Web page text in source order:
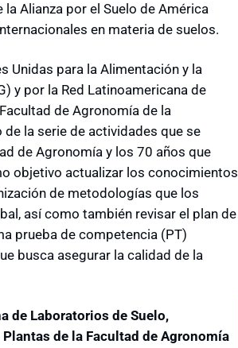
la Alianza por el Suelo de América
en materia de suelos.
Unidas para la Alimentación y la
y por la Red Latinoamericana de
de Agronomía de la
la serie de actividades que se
de Agronomía y los 70 años que
objetivo actualizar los conocimientos
de metodologías que los
así como también revisar el plan de
prueba de competencia (PT)
busca asegurar la calidad de la
de Laboratorios de Suelo,
de la Facultad de Agronomía